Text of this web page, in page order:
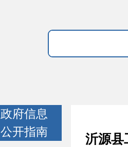
政府信息
公开指南
沂源县